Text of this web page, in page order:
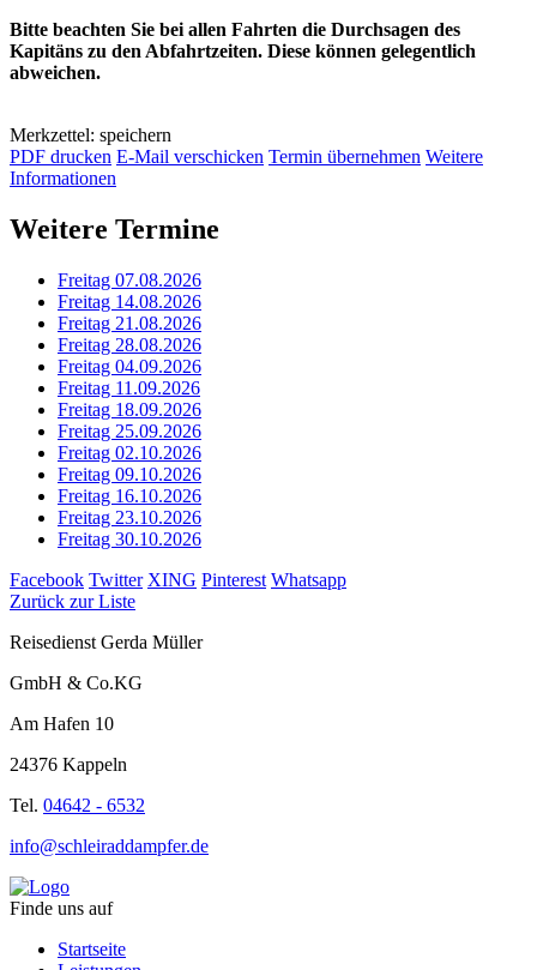
Bitte beachten Sie bei allen Fahrten die Durchsagen des
Kapitäns zu den Abfahrtzeiten. Diese können gelegentlich
abweichen.
Merkzettel: speichern
PDF drucken E-Mail verschicken Termin übernehmen Weitere
Informationen
Weitere Termine
Freitag 07.08.2026
Freitag 14.08.2026
Freitag 21.08.2026
Freitag 28.08.2026
Freitag 04.09.2026
Freitag 11.09.2026
Freitag 18.09.2026
Freitag 25.09.2026
Freitag 02.10.2026
Freitag 09.10.2026
Freitag 16.10.2026
Freitag 23.10.2026
Freitag 30.10.2026
Facebook Twitter XING Pinterest Whatsapp
Zurück zur Liste
Reisedienst Gerda Müller
GmbH & Co.KG
Am Hafen 10
24376 Kappeln
Tel. 04642 - 6532
info@schleiraddampfer.de
Finde uns auf
Startseite